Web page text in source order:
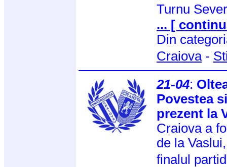
Turnu
... [
Din
Craiova-
21-04:
Povestea
prezent la
Craiova a
de la
finalul